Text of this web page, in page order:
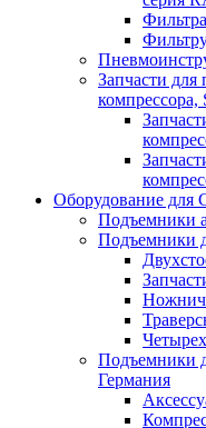
Запчасти
Оборудование для
Подъемники
Подъемники
Подъемники
Германия